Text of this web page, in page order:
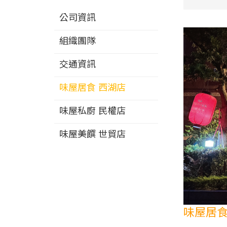
公司資訊
組織團隊
交通資訊
味屋居食 西湖店
味屋私廚 民權店
味屋美饌 世貿店
味屋居